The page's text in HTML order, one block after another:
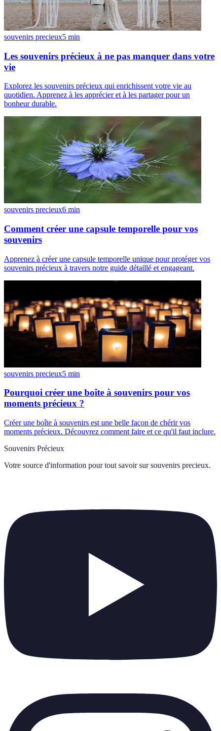
souvenirs precieux5 min
Les souvenirs précieux à ne pas manquer dans votre
vie
Explorez les souvenirs précieux qui enrichissent votre vie au
quotidien. Apprenez à les apprécier et à les partager pour un
bonheur durable.
souvenirs precieux6 min
Comment créer une capsule temporelle pour vos
souvenirs
Apprenez à créer une capsule temporelle unique pour protéger vos
souvenirs précieux à travers notre guide détaillé et engageant.
souvenirs precieux5 min
Pourquoi créer une boîte à souvenirs pour vos
moments précieux ?
Créer une boîte à souvenirs est une belle façon de chérir vos
moments précieux. Découvrez comment faire et ce qu'il faut inclure.
Souvenirs Précieux
Votre source d'information pour tout savoir sur souvenirs precieux.